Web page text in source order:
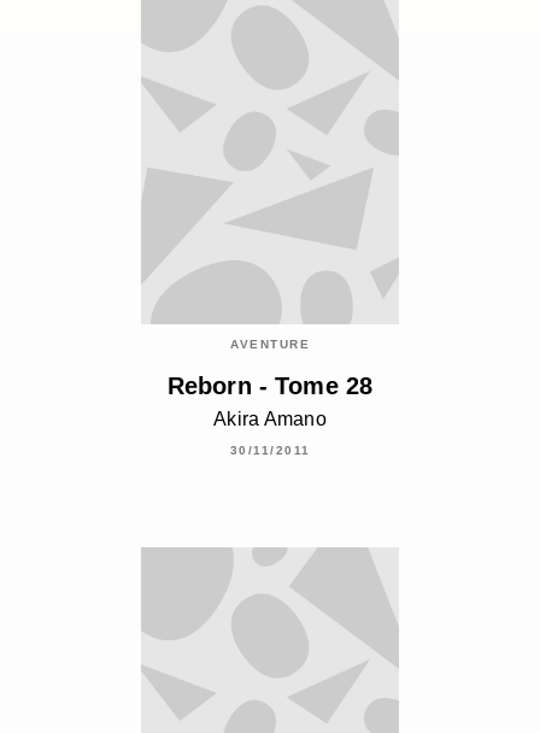
AVENTURE
Reborn - Tome 28
Akira Amano
30/11/2011